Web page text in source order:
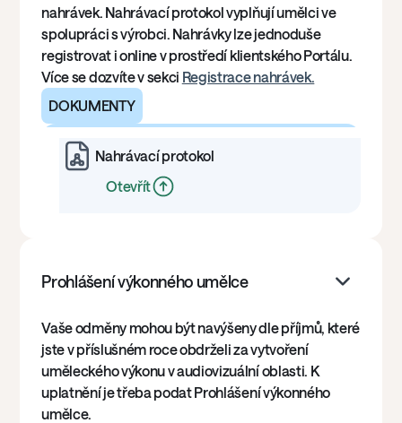
nahrávek. Nahrávací protokol vyplňují umělci ve
spolupráci s výrobci. Nahrávky lze jednoduše
registrovat i online v prostředí klientského Portálu.
Více se dozvíte v sekci Registrace nahrávek.
DOKUMENTY
Nahrávací protokol
Otevřít
Prohlášení výkonného umělce
Vaše odměny mohou být navýšeny dle příjmů, které
jste v příslušném roce obdrželi za vytvoření
uměleckého výkonu v audiovizuální oblasti. K
uplatnění je třeba podat Prohlášení výkonného
umělce.